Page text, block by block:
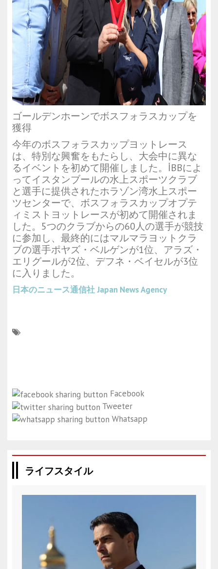
ゴールデンホーンでボスフォラスカップを
獲得
今年のボスフォラスカップヨットレース
は、特別な興奮をもたらし、大会中に異な
るイベントを初めて開催しました。İBBによ
ってイスタンブールの水上スポーツクラブ
と選手に提供されたホラゾン湾水上スポー
ツセンターで、ボスフォラスカップオプテ
ィミストヨットレースが初めて開催されま
した。5つのクラブからの60人の選手が競技
に参加し、最終的にはマルマラヨットクラ
ブの選手ポヤズ・ベルゲンが1位、アラズ・
エリグールが2位、デフネ・ベイセルが3位
に入りました。
日本のニュース通信社 Japan News Agency
Facebook
Tweeter
Whatsapp
ライフスタイル